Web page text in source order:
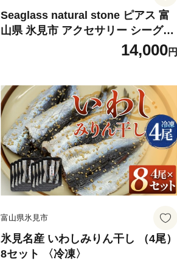
Seaglass natural stone ピアス 富
山県 氷見市 アクセサリー シーグラ
ス ハンドメイド おしゃれ14,000円
富山県氷見市
氷見名産 いわしみりん干し （4尾）
8セット 〈冷凍〉